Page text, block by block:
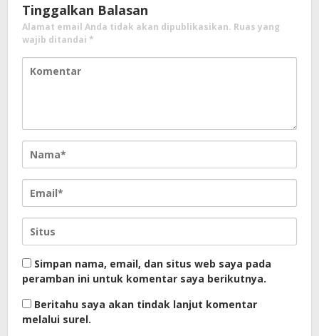
Tinggalkan Balasan
Alamat email Anda tidak akan dipublikasikan. Ruas yang
wajib ditandai *
Simpan nama, email, dan situs web saya pada
peramban ini untuk komentar saya berikutnya.
Beritahu saya akan tindak lanjut komentar
melalui surel.